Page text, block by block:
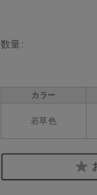
数量:
カラー
若草色